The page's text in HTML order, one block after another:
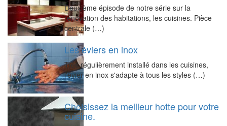
Deuxième épisode de notre série sur la
rénovation des habitations, les cuisines. Pièce
centrale (…)
Les éviers en inox
Très régulièrement installé dans les cuisines,
l'évier en inox s'adapte à tous les styles (…)
Choisissez la meilleur hotte pour votre
cuisine.